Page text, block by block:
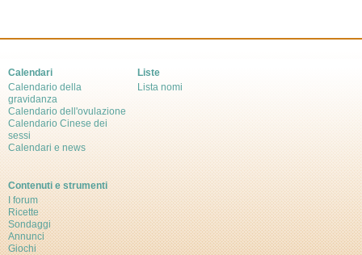
Calendari
Calendario della
gravidanza
Calendario dell'ovulazione
Calendario Cinese dei
sessi
Calendari e news
Liste
Lista nomi
Contenuti e strumenti
I forum
Ricette
Sondaggi
Annunci
Giochi